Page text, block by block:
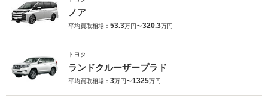
ノア
平均買取相場： 53.3万円〜320.3万円
トヨタ
ランドクルーザープラド
平均買取相場： 3万円〜1325万円